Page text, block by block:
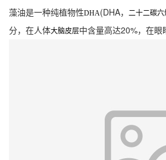
藻油是一种纯植物性DHA(DHA， 二十二碳六
分，在人体大脑皮层中含量高达20%，在眼